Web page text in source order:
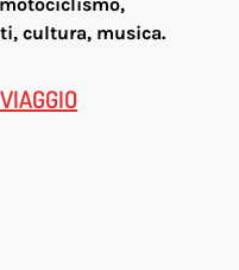
cultura, musica.